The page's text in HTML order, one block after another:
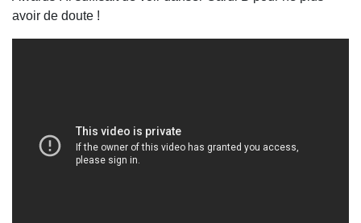
avoir de doute !